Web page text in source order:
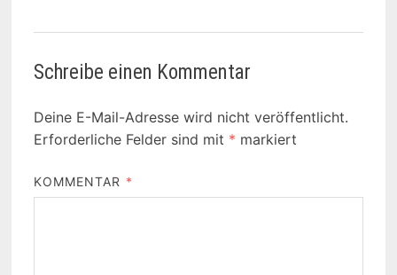
Schreibe einen Kommentar
Deine E-Mail-Adresse wird nicht veröffentlicht.
Erforderliche Felder sind mit * markiert
KOMMENTAR *